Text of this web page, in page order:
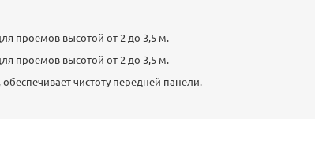
проемов высотой от 2 до 3,5 м.
проемов высотой от 2 до 3,5 м.
чистоту передней панели.